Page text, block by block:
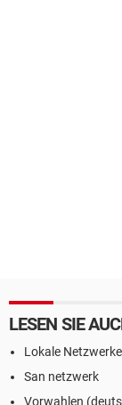
LESEN SIE
Lokale Netzwerke
San netzwerk
Vorwahlen